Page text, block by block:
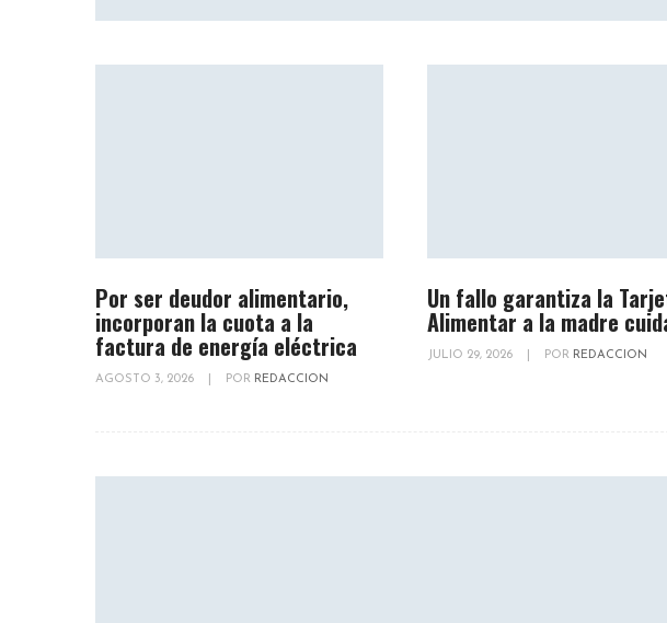
Por ser deudor alimentario,
incorporan la cuota a la
factura de energía eléctrica
AGOSTO 3, 2026 POR REDACCION
Un fallo garantiza la
Alimentar a la madre
JULIO 29, 2026 POR REDACCION